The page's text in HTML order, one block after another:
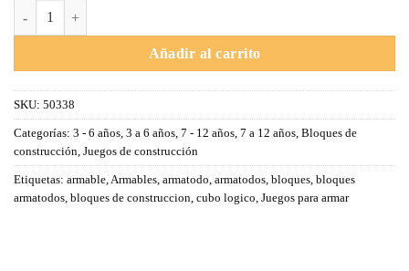
Helicóptero Didáctico Armable cantidad
Añadir al carrito
SKU: 50338
Categorías: 3 - 6 años, 3 a 6 años, 7 - 12 años, 7 a 12 años, Bloques de
construcción, Juegos de construcción
Etiquetas: armable,Armables, armatodo, armatodos, bloques, bloques
armatodos, bloques de construccion, cubo logico, Juegos para armar